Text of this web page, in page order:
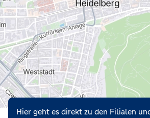
Hier geht es direkt zu den Filialen